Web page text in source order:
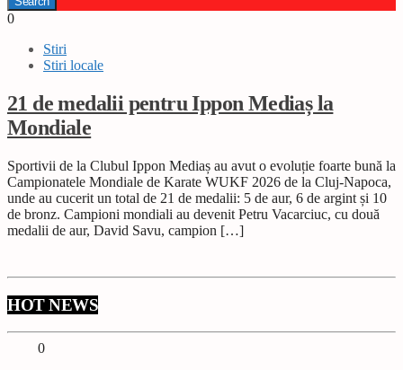
0
Stiri
Stiri locale
21 de medalii pentru Ippon Mediaș la
Mondiale
Sportivii de la Clubul Ippon Mediaș au avut o evoluție foarte bună la
Campionatele Mondiale de Karate WUKF 2026 de la Cluj-Napoca,
unde au cucerit un total de 21 de medalii: 5 de aur, 6 de argint și 10
de bronz. Campioni mondiali au devenit Petru Vacarciuc, cu două
medalii de aur, David Savu, campion […]
HOT NEWS
0